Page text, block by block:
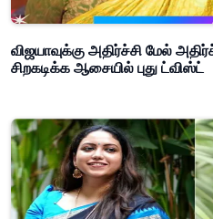
விஜயாவுக்கு அதிர்ச்சி மேல்
சிறகடிக்க ஆசையில் புது ட்விஸ்ட்